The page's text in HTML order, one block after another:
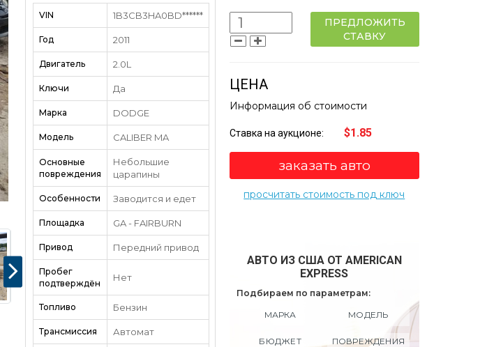
VIN 1B3CB3HA0BD******
Год 2011
Двигатель 2.0L
Ключи Да
Марка DODGE
Модель CALIBER MA
Основные
повреждения
Небольшие
царапины
Особенности Заводится и едет
Площадка GA - FAIRBURN
Привод Передний привод
Пробег
подтверждён
Нет
Топливо Бензин
Трансмиссия Автомат
ПРЕДЛОЖИТЬ
СТАВКУ
ЦЕНА
Информация об стоимости
Ставка на аукционе: $1.85
заказать авто
просчитать стоимость под ключ
АВТО ИЗ США ОТ AMERICAN
EXPRESS
Подбираем по параметрам:
МАРКА МОДЕЛЬ
БЮДЖЕТ ПОВРЕЖДЕНИЯ